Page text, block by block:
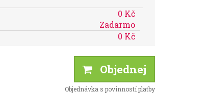
0 Kč
Zadarmo
0 Kč
Objednej
Objednávka s povinností platby